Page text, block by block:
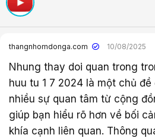
thangnhomdonga.com 10/08/2025
Nhung thay doi quan trong
huu tu 1 7 2024 là một chủ
nhiều sự quan tâm từ cộng
giúp bạn hiểu rõ hơn về bối
khía cạnh liên quan. Thông